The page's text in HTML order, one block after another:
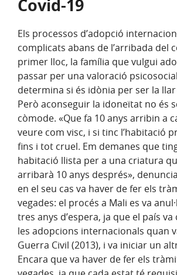
Covid-19
Els processos d’adopció
complicats abans de l’arribada del
primer lloc, la família que vulgui
passar per una valoració
determina si és idònia per ser la llar
Però aconseguir la idoneïtat no és
còmode. «Que fa 10 anys arribin a
veure com visc, i si tinc l’habitació
fins i tot cruel. Em demanes que
habitació llista per a una criatura
arribarà 10 anys després»,
en el seu cas va haver de fer els
vegades: el procés a Mali es va
tres anys d’espera, ja que el país va
les adopcions internacionals quan
Guerra Civil (2013), i va iniciar un
Encara que va haver de fer els